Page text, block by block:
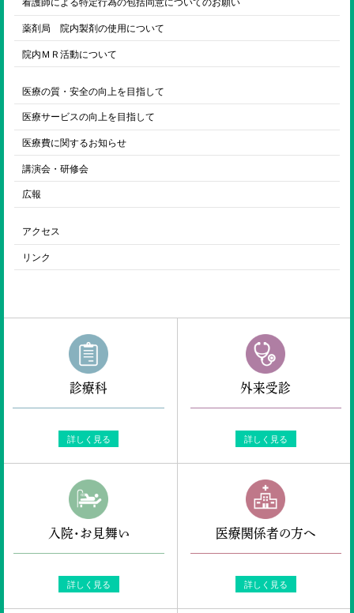
看護師による特定行為の包括同意についてのお願い
薬剤局 院内製剤の使用について
院内ＭＲ活動について
医療の質・安全の向上を目指して
医療サービスの向上を目指して
医療費に関するお知らせ
講演会・研修会
広報
アクセス
リンク
診療科
詳しく見る
外来受診
詳しく見る
入院・お見舞い
詳しく見る
医療関係者の方へ
詳しく見る